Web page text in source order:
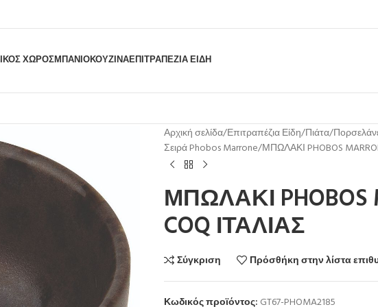
ΧΩΡΟΣΜΠΆΝΙΟΚΟΥΖΊΝΑΕΠΙΤΡΑΠΈΖΙΑ ΕΊΔΗ
Αρχική σελίδα Επιτραπέζια Είδη Πιάτα
Σειρά Phobos Marrone ΜΠΩΛΑΚΙ PHOBOS
ΜΠΩΛΑΚΙ PHOBOS
COQ ΙΤΑΛΙΑΣ
Σύγκριση Πρόσθήκη στην λίστα
Κωδικός προϊόντος: GT67-PHOMA2185